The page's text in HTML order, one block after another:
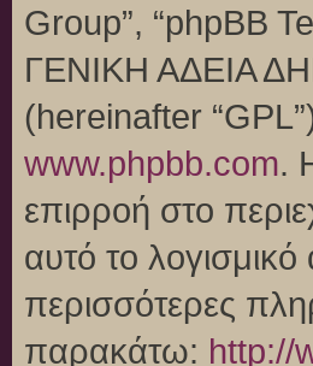
Group”, “phpBB
ΓΕΝΙΚΗ ΑΔΕΙΑ
(hereinafter
www.phpbb.com.
επιρροή στο
αυτό το
περισσότερες
παρακάτω: http://